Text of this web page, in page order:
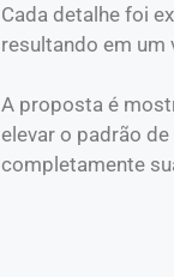
Cada detalhe foi
resultando em um
A proposta é
elevar o padrão
completamente